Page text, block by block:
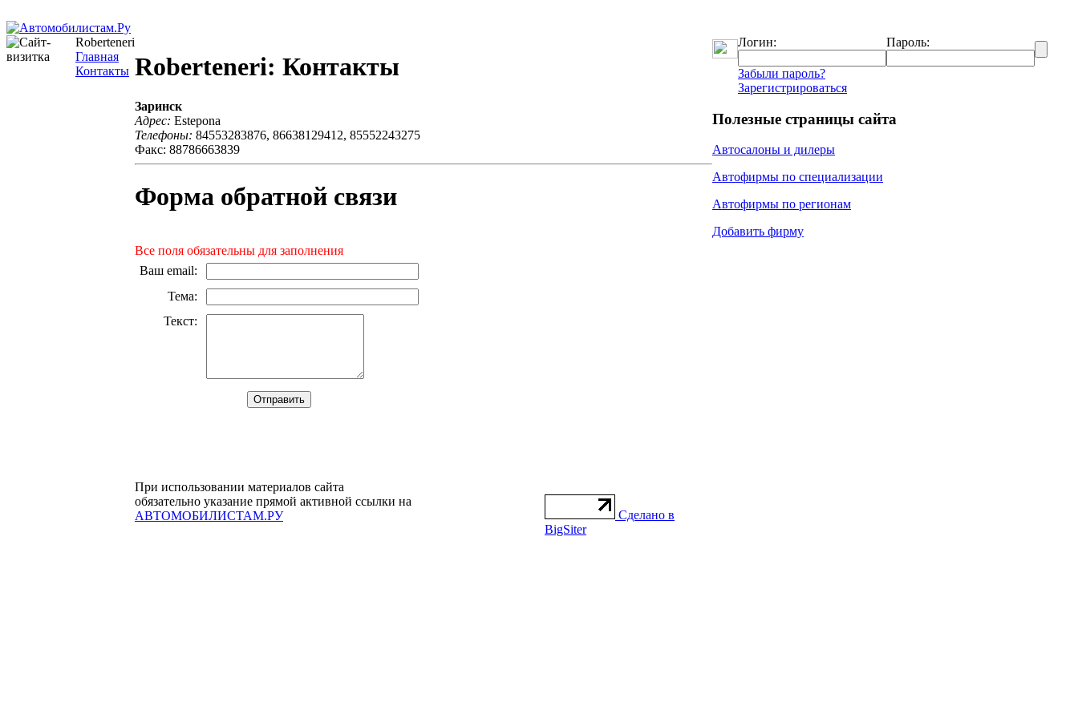
Roberteneri
Главная
Контакты Roberteneri: Контакты
Заринск
Адрес: Estepona
Телефоны: 84553283876, 86638129412, 85552243275
Факс: 88786663839
Форма обратной связи
Все поля обязательны для заполнения
Ваш email:
Тема:
Текст:
При использовании материалов сайта
обязательно указание прямой активной ссылки на
АВТОМОБИЛИСТАМ.РУ
Сделано в
BigSiter
Логин: Пароль:
Забыли пароль?
Зарегистрироваться
Полезные страницы сайта
Автосалоны и дилеры
Автофирмы по специализации
Автофирмы по регионам
Добавить фирму